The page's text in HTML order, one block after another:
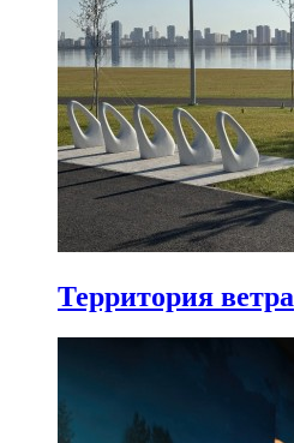
Территория ветра